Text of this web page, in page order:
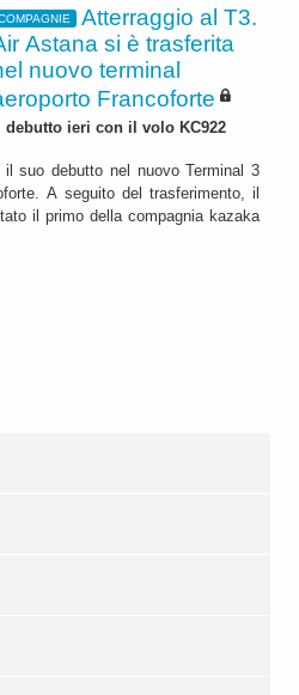
Atterraggio al T3.
Astana si è trasferita
nuovo terminal
Francoforte
debutto ieri con il volo KC922
suo debutto nel nuovo Terminal 3
A seguito del trasferimento, il
il primo della compagnia kazaka